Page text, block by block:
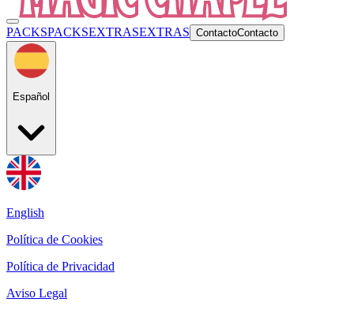
PACKSPACKSEXTRASEXTRAS ContactoContacto
Español
English
Política de Cookies
Política de Privacidad
Aviso Legal